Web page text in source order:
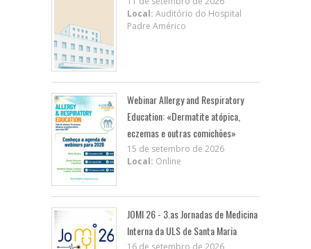
Local: Auditório do Hospital
Padre Américo
Webinar Allergy and Respiratory
Education: «Dermatite atópica,
eczemas e outras comichões»
15 de setembro de 2026
Local: Online
JOMI 26 - 3.as Jornadas de Medicina
Interna da ULS de Santa Maria
16 de setembro de 2026